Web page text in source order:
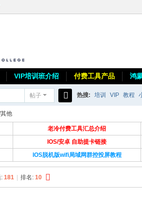
VIP培训班介绍 付费工具产品 鸿
帖子
索
热搜: 培训 VIP 教程
他
老冷付费工具汇总介绍
IOS/安卓 自助提卡链接
IOS脱机版wifi局域网群控投屏教程
:181 排名:10